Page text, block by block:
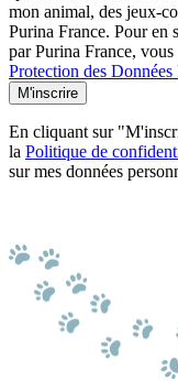
mon animal, des jeux-
Purina France. Pour en
par Purina France,
Protection des Données
M'inscrire
En cliquant sur
la Politique de
sur mes données